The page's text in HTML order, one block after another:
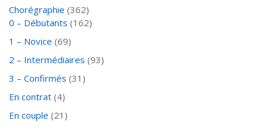
Chorégraphie (362)
0 – Débutants (162)
1 – Novice (69)
2 – Intermédiaires (93)
3 – Confirmés (31)
En contrat (4)
En couple (21)